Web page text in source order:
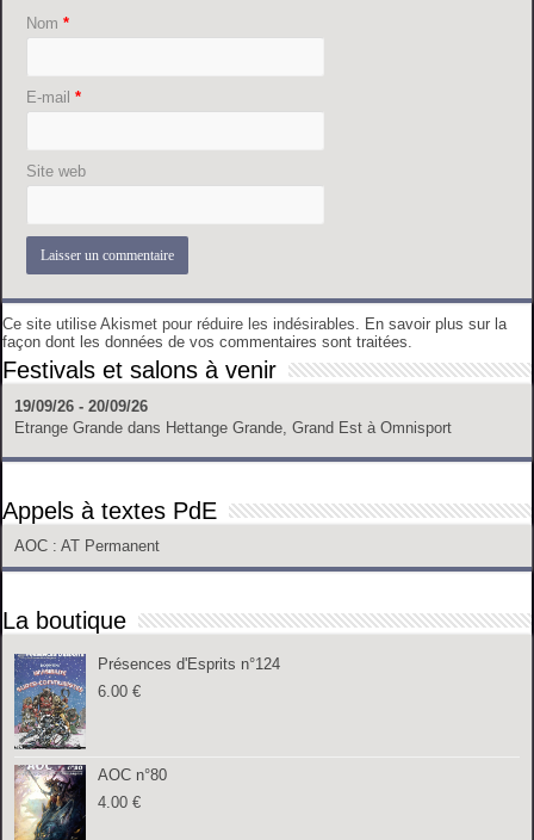
Nom*
E-mail*
Site web
Ce site utilise Akismet pour réduire les indésirables. En savoir plus sur la
façon dont les données de vos commentaires sont traitées.
Festivals et salons à venir
19/09/26 - 20/09/26
Etrange Grande dans Hettange Grande, Grand Est à Omnisport
Appels à textes PdE
AOC : AT Permanent
La boutique
Présences d'Esprits n°124
6.00€
AOC n°80
4.00€